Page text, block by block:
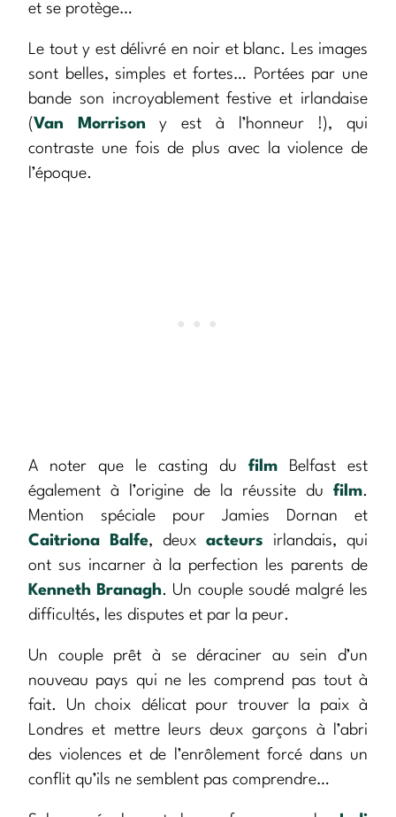
et se protège…
Le tout y est délivré en noir et blanc. Les images
sont belles, simples et fortes… Portées par une
bande son incroyablement festive et irlandaise
(Van Morrison y est à l’honneur !), qui
contraste une fois de plus avec la violence de
l’époque.
A noter que le casting du film Belfast est
également à l’origine de la réussite du film.
Mention spéciale pour Jamies Dornan et
Caitriona Balfe, deuxacteurs irlandais, qui
ont sus incarner à la perfection les parents de
Kenneth Branagh. Un couple soudé malgré les
difficultés, les disputes et par la peur.
Un couple prêt à se déraciner au sein d’un
nouveau pays qui ne les comprend pas tout à
fait. Un choix délicat pour trouver la paix à
Londres et mettre leurs deux garçons à l’abri
des violences et de l’enrôlement forcé dans un
conflit qu’ils ne semblent pas comprendre…